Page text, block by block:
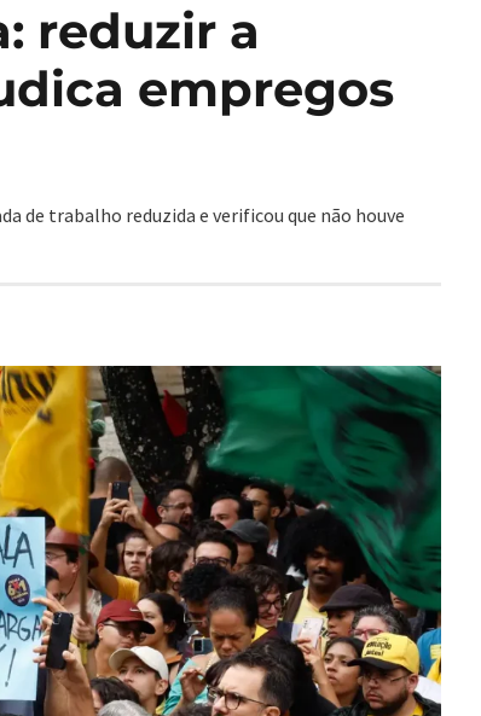
reduzir a
empregos
de trabalho reduzida e verificou que não houve